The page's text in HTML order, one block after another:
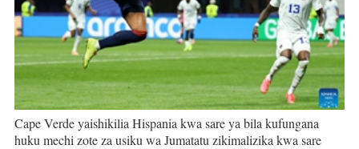
Cape Verde yaishikilia Hispania kwa sare ya bila kufungana
huku mechi zote za usiku wa Jumatatu zikimalizika kwa sare